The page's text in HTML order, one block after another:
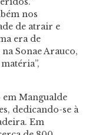
nos
de atrair e
era de
Sonae Arauco,
Mangualde
dedicando-se à
Em